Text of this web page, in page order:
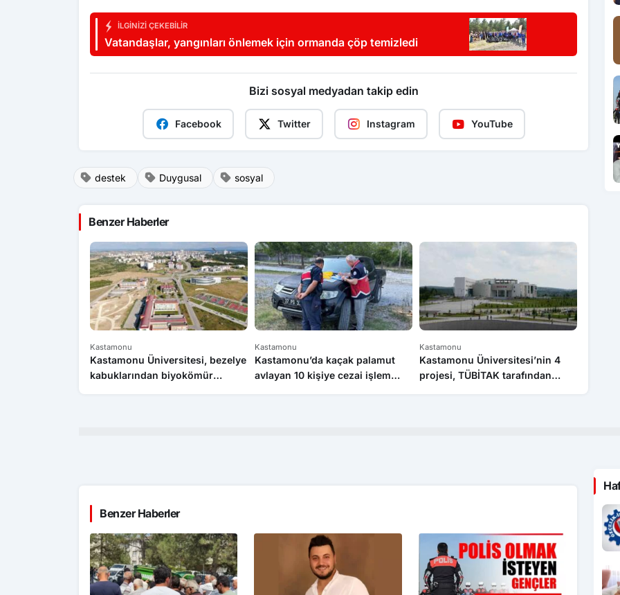
İLGINIZI ÇEKEBILIR
Vatandaşlar, yangınları önlemek için ormanda çöp temizledi
Bizi sosyal medyadan takip edin
Facebook Twitter Instagram YouTube
destek Duygusal sosyal
Benzer Haberler
Kastamonu
Kastamonu Üniversitesi, bezelye
kabuklarından biyokömür
Kastamonu
Kastamonu’da kaçak palamut
avlayan 10 kişiye cezai işlem
Kastamonu
Kastamonu Üniversitesi’nin 4
projesi, TÜBİTAK tarafından
Benzer Haberler